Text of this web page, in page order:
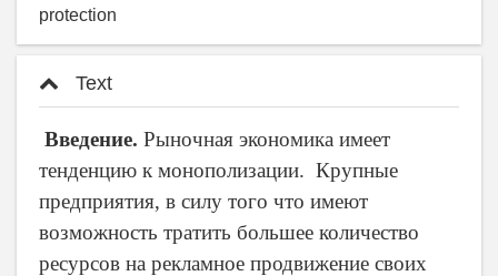
protection
Text
Введение. Рыночная экономика имеет
тенденцию к монополизации. Крупные
предприятия, в силу того что имеют
возможность тратить большее количество
ресурсов на рекламное продвижение своих